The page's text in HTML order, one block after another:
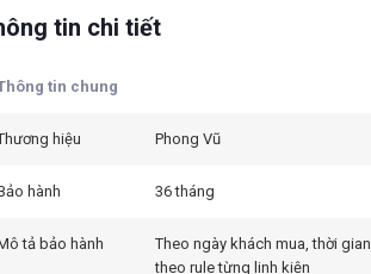
tin chi tiết
tin chung
hiệu Phong Vũ
hành 36 tháng
tả bảo hành
Theo ngày khách mua, thời gian
theo rule từng linh kiện